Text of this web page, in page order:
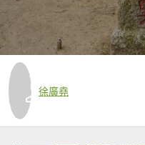
徐廣堯